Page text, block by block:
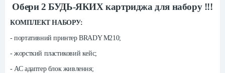
Обери 2 БУДЬ-ЯКИХ картриджа для набору !!!
КОМПЛЕКТ НАБОРУ:
- портативний принтер BRADY M210;
- жорсткий пластиковий кейс;
- АС адаптер блок живлення;